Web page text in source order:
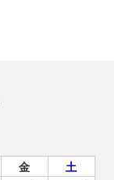
金 土